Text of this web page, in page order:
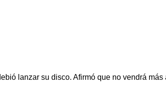
lanzar su disco. Afirmó que no vendrá